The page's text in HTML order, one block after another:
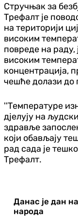
Стручњак за
Трефалт је
на територији
високим
повреде на
високим
концентрација,
чешће долази до
''Температуре
дјелују на
здравље
који обављају
рад сада је
Трефалт.
Данас је дан
народа